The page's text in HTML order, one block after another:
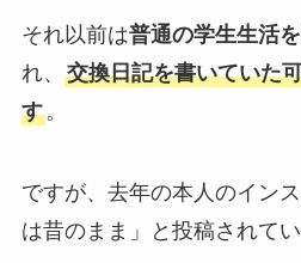
それ以前は普通の学生生活
れ、 交換日記を書いていた
す。
ですが、去年の本人のイン
は昔のまま」と投稿されてい